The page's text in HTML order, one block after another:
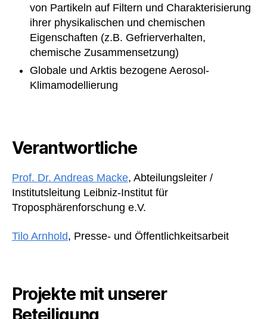
von Partikeln auf Filtern und Charakterisierung
ihrer physikalischen und chemischen
Eigenschaften (z.B. Gefrierverhalten,
chemische Zusammensetzung)
Globale und Arktis bezogene Aerosol-
Klimamodellierung
Verantwortliche
Prof. Dr. Andreas Macke, Abteilungsleiter /
Institutsleitung Leibniz-Institut für
Troposphärenforschung e.V.
Tilo Arnhold, Presse- und Öffentlichkeitsarbeit
Projekte mit unserer